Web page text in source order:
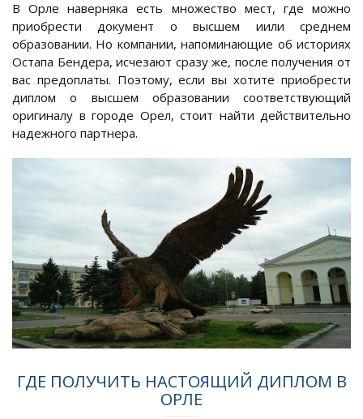
В Орле наверняка есть множество мест, где можно
приобрести документ о высшем иили среднем
образовании. Но компании, напоминающие об историях
Остапа Бендера, исчезают сразу же, после получения от
вас предоплаты. Поэтому, если вы хотите приобрести
диплом о высшем образовании соответствующий
оригиналу в городе Орел, стоит найти действительно
надежного партнера.
ГДЕ ПОЛУЧИТЬ НАСТОЯЩИЙ ДИПЛОМ В
ОРЛЕ